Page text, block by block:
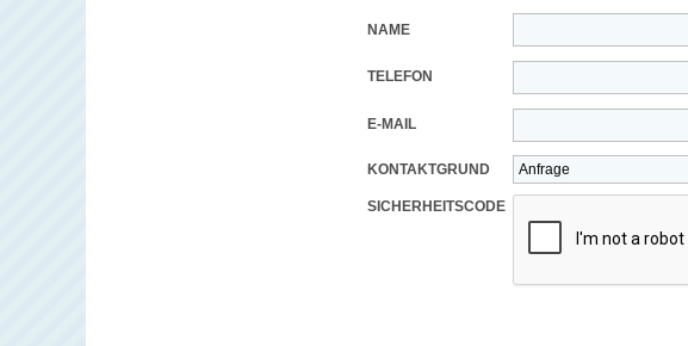
NAME
TELEFON
E-MAIL
KONTAKTGRUND
SICHERHEITSCODE